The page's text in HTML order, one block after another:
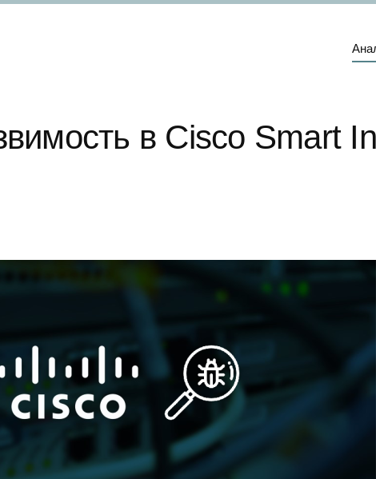
в Cisco Smart